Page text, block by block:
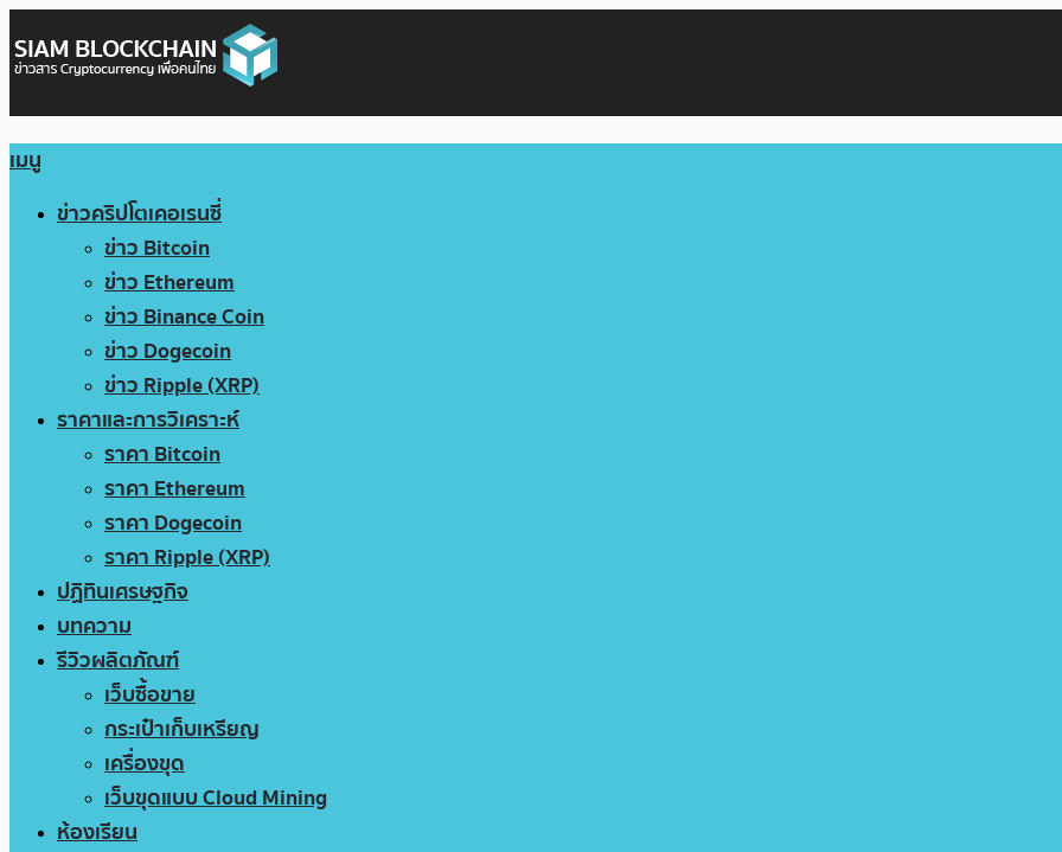
เมนู
ข่าวคริปโตเคอเรนซี่
ข่าว Bitcoin
ข่าว Ethereum
ข่าว Binance Coin
ข่าว Dogecoin
ข่าว Ripple (XRP)
ราคาและการวิเคราะห์
ราคา Bitcoin
ราคา Ethereum
ราคา Dogecoin
ราคา Ripple (XRP)
ปฏิทินเศรษฐกิจ
บทความ
รีวิวผลิตภัณฑ์
เว็บซื้อขาย
กระเป๋าเก็บเหรียญ
เครื่องขุด
เว็บขุดแบบ Cloud Mining
ห้องเรียน